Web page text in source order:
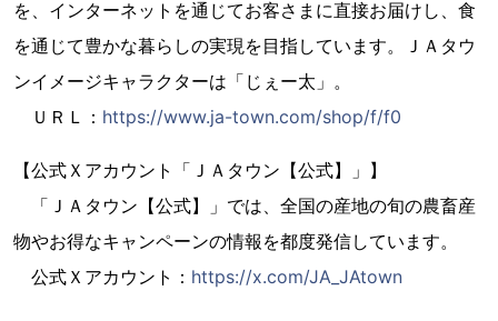
を、インターネットを通じてお客さまに直接お届けし、食
を通じて豊かな暮らしの実現を目指しています。ＪＡタウ
ンイメージキャラクターは「じぇー太」。
ＵＲＬ： https://www.ja-town.com/shop/f/f0
【公式Ｘアカウント「ＪＡタウン【公式】」】
「ＪＡタウン【公式】」では、全国の産地の旬の農畜産
物やお得なキャンペーンの情報を都度発信しています。
公式Ｘアカウント： https://x.com/JA_JAtown